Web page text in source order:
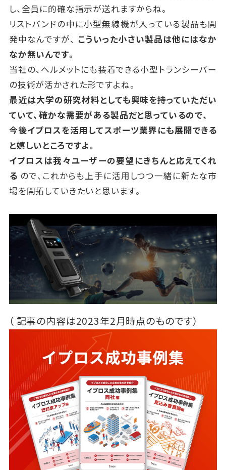
し、全員に的確な指示が送れますからね。
リストバンドの中に小型無線機が入っている製品も開
発中なんですが、 こういった小さい製品は他にはなか
なか無いんです。
当社の、ヘルメットにも装着できる小型トランシーバー
の技術が活かされた形ですよね。
最近は大学の研究材料としても興味を持っていただい
ていて、確かな需要がある製品だと思っているので、
今後イプロスを活用してスポーツ業界にも展開できる
と嬉しいところですよ。
イプロスは我々ユーザーの要望にきちんと応えてくれ
る ので、 これからも上手に活用しつつ一緒に新たな市
場を開拓していきたいと思います。
（ 記事の内容は2023年2月時点のものです）